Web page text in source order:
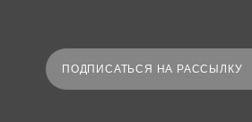
ПОДПИСАТЬСЯ НА РАССЫЛКУ